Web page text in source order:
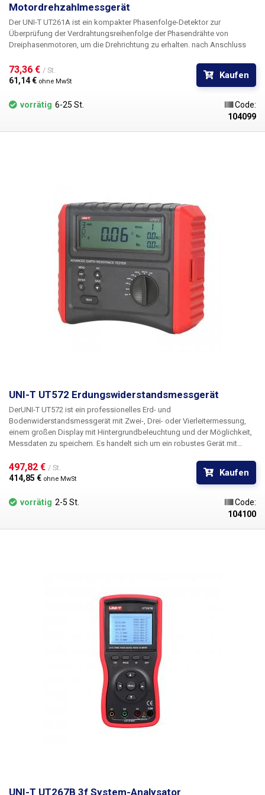
Motordrehzahlmessgerät
Der UNI-T UT261A ist ein kompakter Phasenfolge-Detektor zur
Überprüfung der Verdrahtungsreihenfolge der Phasendrähte von
Dreiphasenmotoren, um die Drehrichtung zu erhalten. nach Anschluss
die Motordrehrichtung an. Dies ist ein sehr einfaches, aber
unentbehrliches Instrument in Industrie und Fertigung, um die korrekte
Verdrahtung von Drehstrommotoren vor der ersten Inbetriebnahme zu
überprüfen,MerkmaleI:
Zählerkästen Batterieloses Gerät, das durch Induktion aus dem zu
600V/AC, 15 bis 400 HzVerpackungsinhalt:UT261A. Messkabel,
73,36 € / St.
61,14 € ohne MwSt
Kaufen
vorrätig 6-25 St.
Code:
104099
UNI-T UT572 Erdungswiderstandsmessgerät
DerUNI-T UT572 ist ein professionelles Erd- und
Bodenwiderstandsmessgerät mit Zwei-, Drei- oder Vierleitermessung,
einem großen Display mit Hintergrundbeleuchtung und der Möglichkeit,
Messdaten zu speichern. Es handelt sich um ein robustes Gerät mit
1,5V Batterien betrieben.
2/3/4-Draht-Test Frequenz der
Erdungswiderstandsprüfung 94/128Hz Entfernungen für die Messung
und RS Kompensationswiderstand RK-Test Datenerfassung 20 LCD-
497,82 € / St.
414,85 € ohne MwSt
Kaufen
vorrätig 2-5 St.
Code:
104100
UNI-T UT267B 3f System-Analysator